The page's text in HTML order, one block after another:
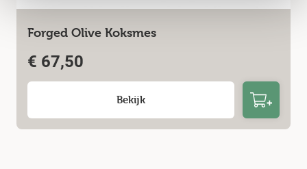
Forged Olive Koksmes
€ 67,50
Bekijk